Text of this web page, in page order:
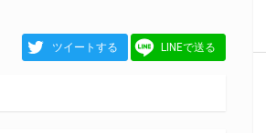
ツイートする LINEで送る